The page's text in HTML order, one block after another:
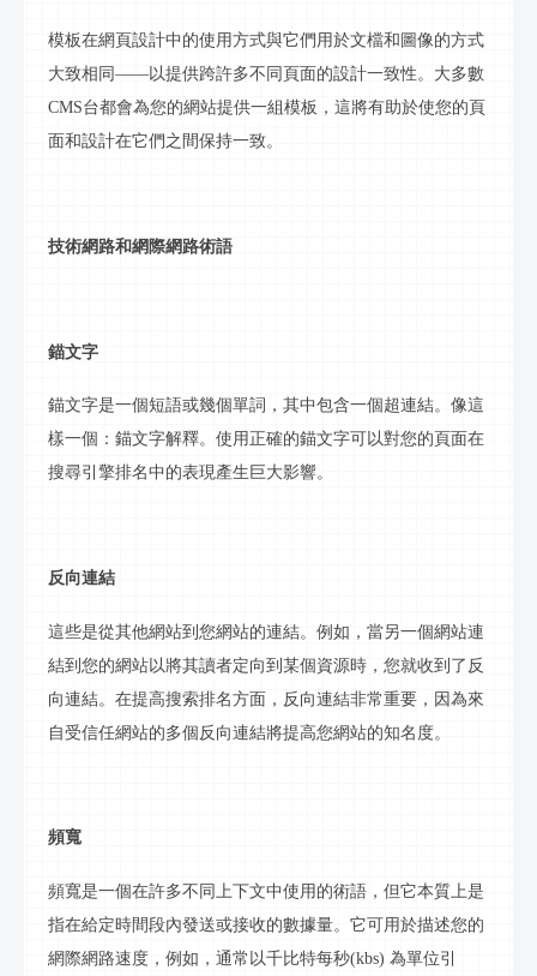
模板在網頁設計中的使用方式與它們用於文檔和圖像的方式
大致相同 ——以提供跨許多不同頁面的設計一致性。大多數
CMS台都會為您的網站提供一組模板，這將有助於使您的頁
面和設計在它們之間保持一致。
技術網路和網際網路術語
錨文字
錨文字是一個短語或幾個單詞，其中包含一個超連結。像這
樣一個： 錨文字解釋。使用正確的錨文字可以對您的頁面在
搜尋引擎排名中的表現產生巨大影響。
反向連結
這些是從其他網站到您網站的連結。例如，當另一個網站連
結到您的網站以將其讀者定向到某個資源時，您就收到了反
向連結。在提高搜索排名方面，反向連結非常重要，因為來
自受信任網站的多個反向連結將提高您網站的知名度。
頻寬
頻寬是一個在許多不同上下文中使用的術語，但它本質上是
指在給定時間段內發送或接收的數據量。它可用於描述您的
網際網路速度，例如，通常以千比特每秒(kbs) 為單位引